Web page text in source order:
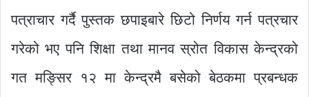
पत्राचार गर्दै पुस्तक छपाइबारे छिटो निर्णय गर्न पत्रचार
गरेको भए पनि शिक्षा तथा मानव स्रोत विकास केन्द्रको
गत मङ्सिर १२ मा केन्द्रमै बसेको बेठकमा प्रबन्धक